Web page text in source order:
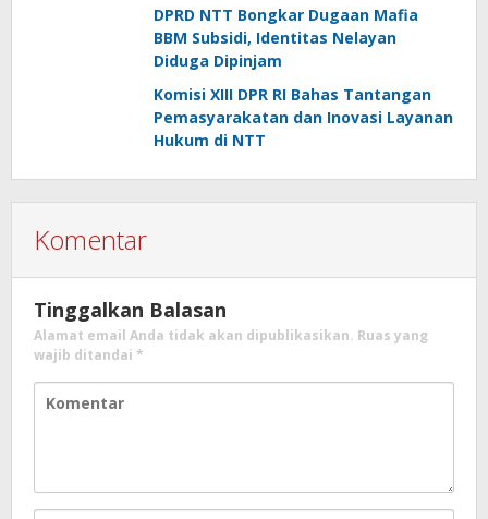
DPRD NTT Bongkar Dugaan Mafia
BBM Subsidi, Identitas Nelayan
Diduga Dipinjam
Komisi XIII DPR RI Bahas Tantangan
Pemasyarakatan dan Inovasi Layanan
Hukum di NTT
Komentar
Tinggalkan Balasan
Alamat email Anda tidak akan dipublikasikan. Ruas yang
wajib ditandai *